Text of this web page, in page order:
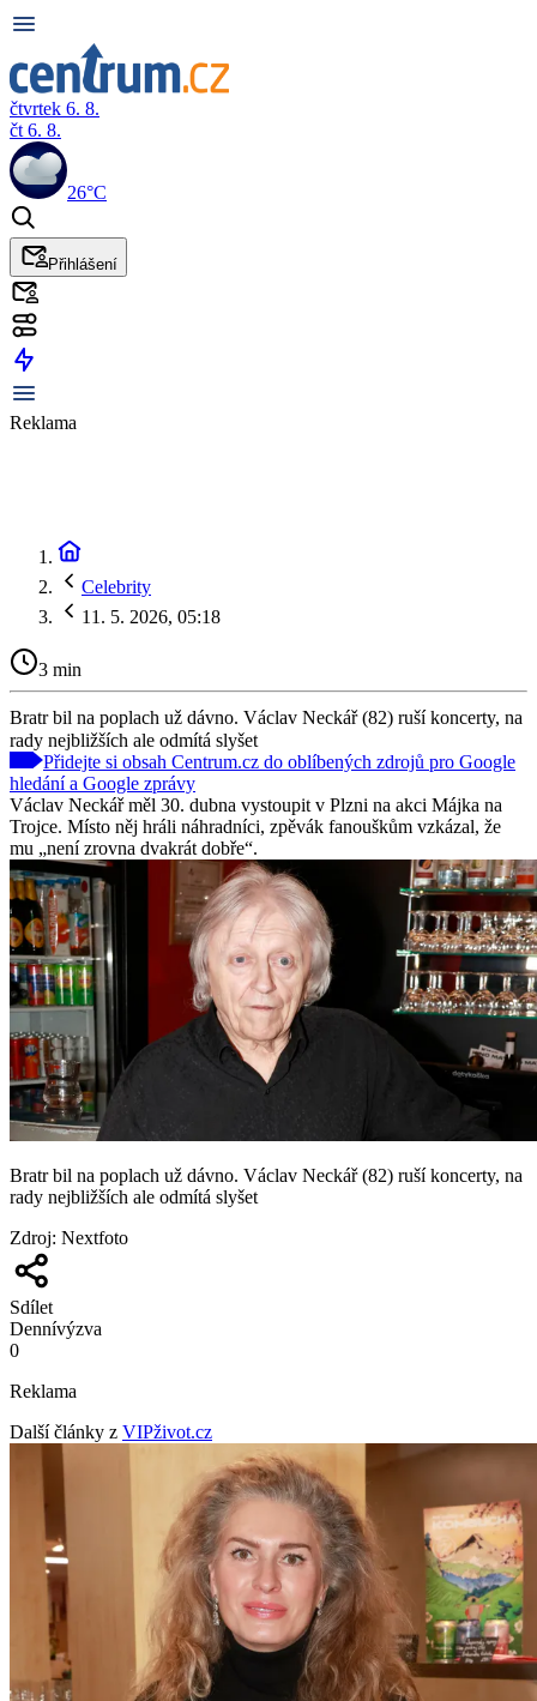
čtvrtek 6. 8.
čt 6. 8.
26°C
Přihlášení
Reklama
Celebrity
11. 5. 2026, 05:18
3 min
Bratr bil na poplach už dávno. Václav Neckář (82) ruší koncerty, na
rady nejbližších ale odmítá slyšet
Přidejte si obsah Centrum.cz do oblíbených zdrojů pro Google
hledání a Google zprávy
Václav Neckář měl 30. dubna vystoupit v Plzni na akci Májka na
Trojce. Místo něj hráli náhradníci, zpěvák fanouškům vzkázal, že
mu „není zrovna dvakrát dobře“.
Bratr bil na poplach už dávno. Václav Neckář (82) ruší koncerty, na
rady nejbližších ale odmítá slyšet
Zdroj: Nextfoto
Sdílet
Dennívýzva
0
Reklama
Další články z VIPživot.cz